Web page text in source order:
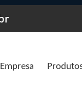
Empresa